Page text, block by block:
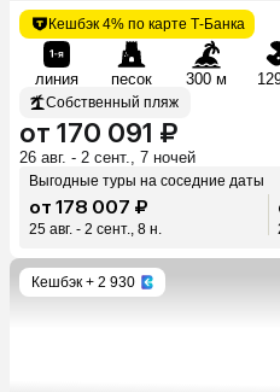
Кешбэк 4% по карте Т-Банка
линия песок 300 м
Собственный пляж
от 170 091 ₽
26 авг. - 2 сент., 7 ночей
Выгодные туры на соседние даты
от 178 007 ₽
25 авг. - 2 сент., 8 н.
Кешбэк + 2 930